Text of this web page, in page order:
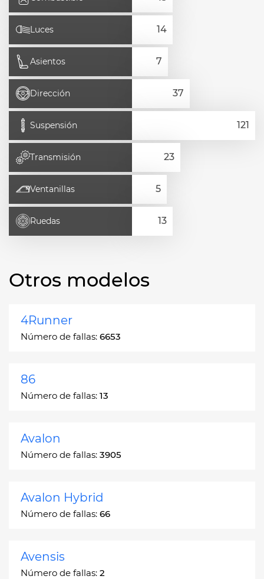
Luces
Asientos
Dirección
Suspensión
Transmisión
Ventanillas
Ruedas
Otros modelos
4Runner
Número de fallas: 6653
86
Número de fallas: 13
Avalon
Número de fallas: 3905
Avalon Hybrid
Número de fallas: 66
Avensis
Número de fallas: 2